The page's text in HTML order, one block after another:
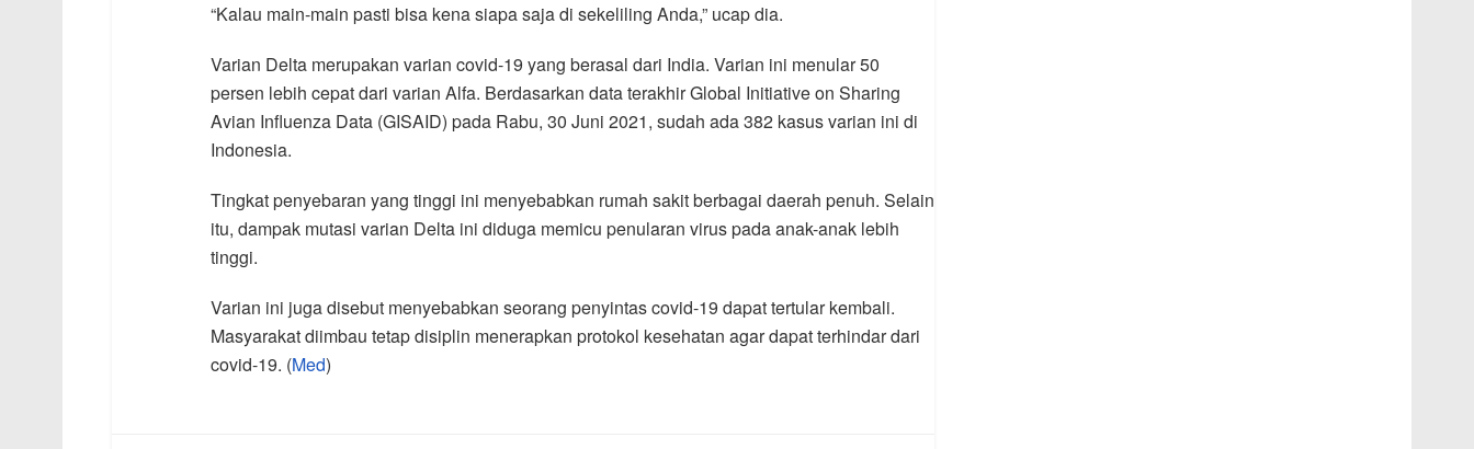
“Kalau main-main pasti bisa kena siapa saja di sekeliling Anda,” ucap dia.
Varian Delta merupakan varian covid-19 yang berasal dari India. Varian ini menular 50
persen lebih cepat dari varian Alfa. Berdasarkan data terakhir Global Initiative on Sharing
Avian Influenza Data (GISAID) pada Rabu, 30 Juni 2021, sudah ada 382 kasus varian ini di
Indonesia.
Tingkat penyebaran yang tinggi ini menyebabkan rumah sakit berbagai daerah penuh. Selain
itu, dampak mutasi varian Delta ini diduga memicu penularan virus pada anak-anak lebih
tinggi.
Varian ini juga disebut menyebabkan seorang penyintas covid-19 dapat tertular kembali.
Masyarakat diimbau tetap disiplin menerapkan protokol kesehatan agar dapat terhindar dari
covid-19. (Med)